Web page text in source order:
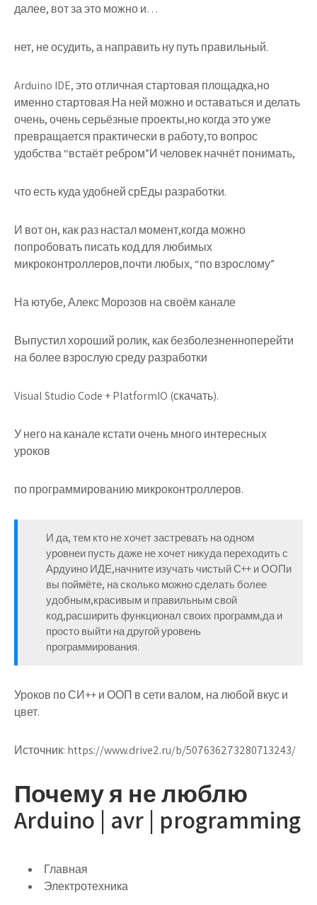
далее, вот за это можно и…
нет, не осудить, а направить ну путь правильный.
Arduino IDE, это отличная стартовая площадка,но
именно стартовая.На ней можно и оставаться и делать
очень, очень серьёзные проекты,но когда это уже
превращается практически в работу,то вопрос
удобства “встаёт ребром”И человек начнёт понимать,
что есть куда удобней срЕды разработки.
И вот он, как раз настал момент,когда можно
попробовать писать код для любимых
микроконтроллеров,почти любых, “по взрослому”
На ютубе, Алекс Морозов на своём канале
Выпустил хороший ролик, как безболезненноперейти
на более взрослую среду разработки
Visual Studio Code + PlatformIO (скачать).
У него на канале кстати очень много интересных
уроков
по программированию микроконтроллеров.
И да, тем кто не хочет застревать на одном
уровнеи пусть даже не хочет никуда переходить с
Ардуино ИДЕ,начните изучать чистый С++ и ООПи
вы поймёте, на сколько можно сделать более
удобным,красивым и правильным свой
код,расширить функционал своих программ,да и
просто выйти на другой уровень
программирования.
Уроков по СИ++ и ООП в сети валом, на любой вкус и
цвет.
Источник: https://www.drive2.ru/b/507636273280713243/
Почему я не люблю
Arduino | avr | programming
Главная
Электротехника